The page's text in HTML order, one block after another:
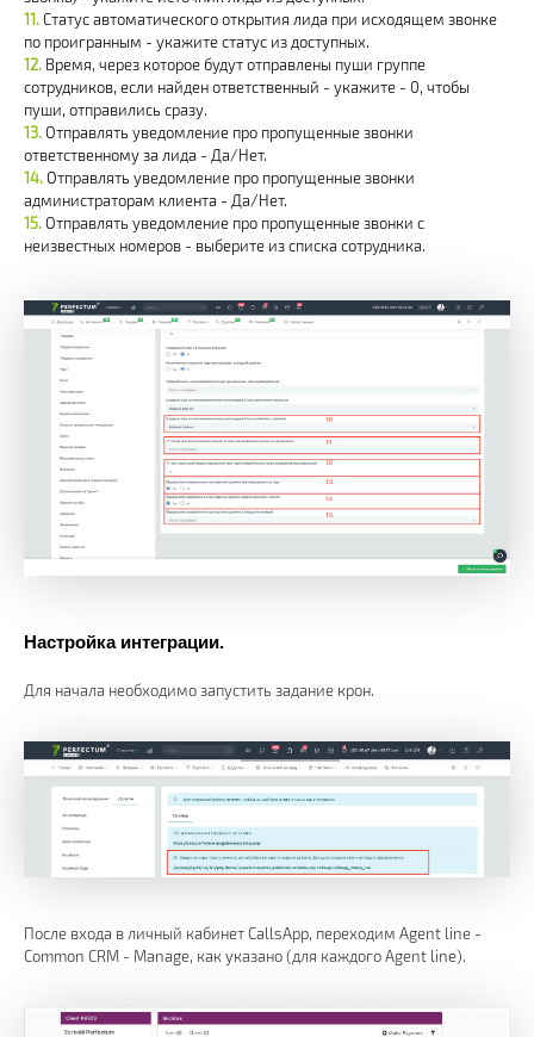
Статус автоматического открытия лида при исходящем звонке
по проигранным - укажите статус из доступных.
Время, через которое будут отправлены пуши группе
сотрудников, если найден ответственный - укажите - 0, чтобы
пуши, отправились сразу.
Отправлять уведомление про пропущенные звонки
ответственному за лида - Да/Нет.
Отправлять уведомление про пропущенные звонки
администраторам клиента - Да/Нет.
Отправлять уведомление про пропущенные звонки с
неизвестных номеров - выберите из списка сотрудника.
Настройка интеграции.
Для начала необходимо запустить задание крон.
После входа в личный кабинет CallsApp, переходим Agent line -
Common CRM - Manage, как указано (для каждого Agent line).